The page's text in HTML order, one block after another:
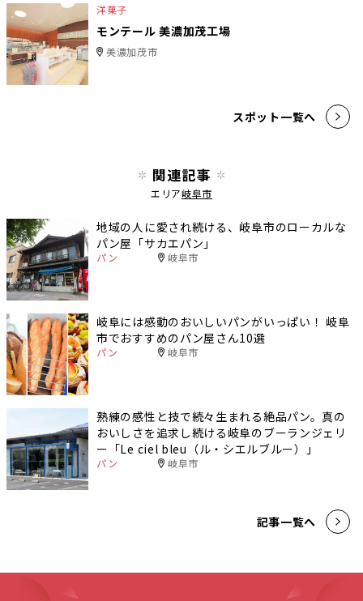
洋菓子
モンテール 美濃加茂工場
美濃加茂市
スポット一覧へ
関連記事
エリア岐阜市
地域の人に愛され続ける、岐阜市のローカルな
パン屋「サカエパン」
パン 岐阜市
岐阜には感動のおいしいパンがいっぱい！ 岐阜
市でおすすめのパン屋さん10選
パン 岐阜市
熟練の感性と技で続々生まれる絶品パン。真の
おいしさを追求し続ける岐阜のブーランジェリ
ー「Le ciel bleu（ル・シエルブルー）」
パン 岐阜市
記事一覧へ